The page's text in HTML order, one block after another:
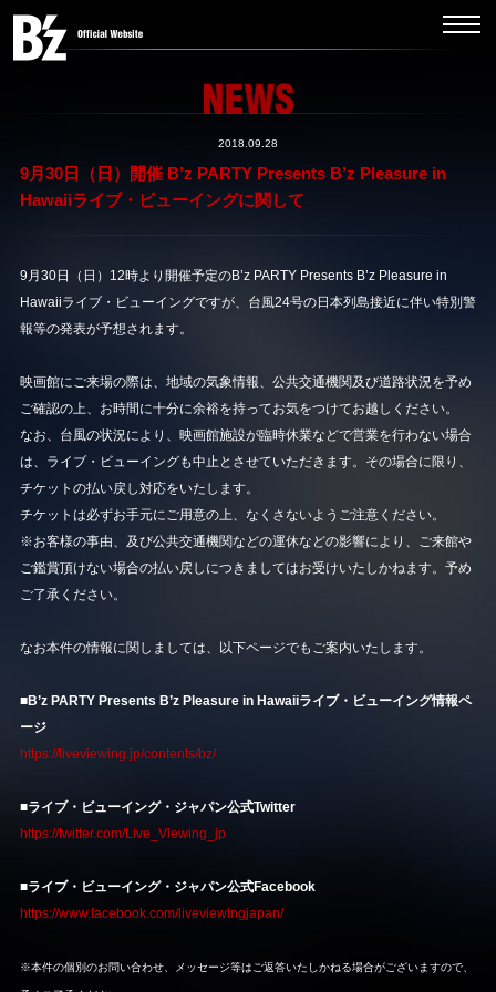
2018.09.28
9月30日（日）開催 B’z PARTY Presents B’z Pleasure in
Hawaiiライブ・ビューイングに関して
9月30日（日）12時より開催予定のB’z PARTY Presents B’z Pleasure in
Hawaiiライブ・ビューイングですが、台風24号の日本列島接近に伴い特別警
報等の発表が予想されます。
映画館にご来場の際は、地域の気象情報、公共交通機関及び道路状況を予め
ご確認の上、お時間に十分に余裕を持ってお気をつけてお越しください。
なお、台風の状況により、映画館施設が臨時休業などで営業を行わない場合
は、ライブ・ビューイングも中止とさせていただきます。その場合に限り、
チケットの払い戻し対応をいたします。
チケットは必ずお手元にご用意の上、なくさないようご注意ください。
※お客様の事由、及び公共交通機関などの運休などの影響により、ご来館や
ご鑑賞頂けない場合の払い戻しにつきましてはお受けいたしかねます。予め
ご了承ください。
なお本件の情報に関しましては、以下ページでもご案内いたします。
■B’z PARTY Presents B’z Pleasure in Hawaiiライブ・ビューイング情報ペ
ージ
https://liveviewing.jp/contents/bz/
■ライブ・ビューイング・ジャパン公式Twitter
https://twitter.com/Live_Viewing_jp
■ライブ・ビューイング・ジャパン公式Facebook
https://www.facebook.com/liveviewingjapan/
※本件の個別のお問い合わせ、メッセージ等はご返答いたしかねる場合がございますので、